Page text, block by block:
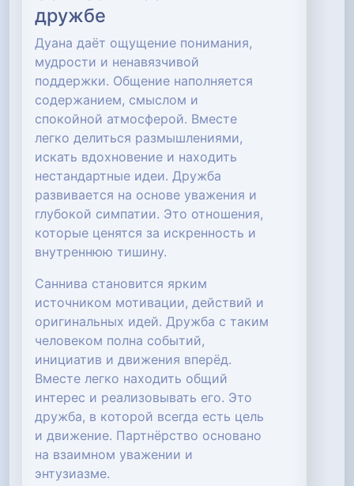
дружбе
Дуана даёт ощущение понимания,
мудрости и ненавязчивой
поддержки. Общение наполняется
содержанием, смыслом и
спокойной атмосферой. Вместе
легко делиться размышлениями,
искать вдохновение и находить
нестандартные идеи. Дружба
развивается на основе уважения и
глубокой симпатии. Это отношения,
которые ценятся за искренность и
внутреннюю тишину.
Саннива становится ярким
источником мотивации, действий и
оригинальных идей. Дружба с таким
человеком полна событий,
инициатив и движения вперёд.
Вместе легко находить общий
интерес и реализовывать его. Это
дружба, в которой всегда есть цель
и движение. Партнёрство основано
на взаимном уважении и
энтузиазме.